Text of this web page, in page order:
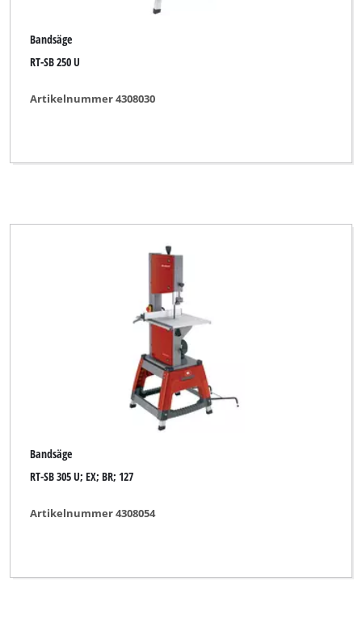
Bandsäge
RT-SB 250 U
Artikelnummer 4308030
Bandsäge
RT-SB 305 U; EX; BR; 127
Artikelnummer 4308054